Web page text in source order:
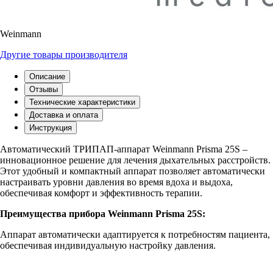
Weinmann
Другие товары производителя
Описание
Отзывы
Технические характеристики
Доставка и оплата
Инструкция
Автоматический ТРИПАП-аппарат Weinmann Prisma 25S –
инновационное решение для лечения дыхательных расстройств.
Этот удобный и компактный аппарат позволяет автоматически
настраивать уровни давления во время вдоха и выдоха,
обеспечивая комфорт и эффективность терапии.
Преимущества прибора Weinmann Prisma 25S:
Аппарат автоматически адаптируется к потребностям пациента,
обеспечивая индивидуальную настройку давления.